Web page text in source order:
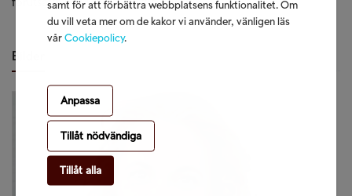
samt för att förbättra webbplatsens funktionalitet. Om
du vill veta mer om de kakor vi använder, vänligen läs
vårCookiepolicy.
Anpassa
Tillåt nödvändiga
Tillåt alla
Bilder